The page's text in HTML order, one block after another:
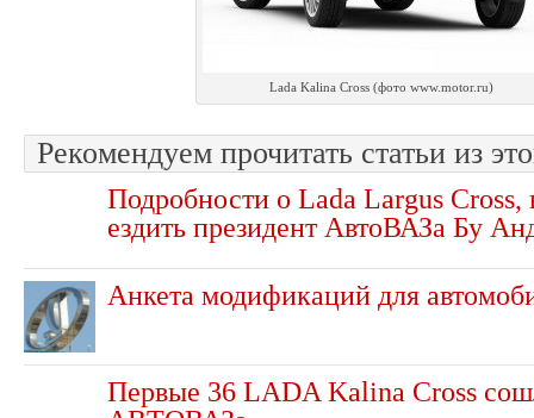
Lada Kalina Cross (фото www.motor.ru)
Рекомендуем прочитать статьи из
Подробности о Lada Largus Cross,
ездить президент АвтоВАЗа Бу
Анкета модификаций для
Первые 36 LADA Kalina Cross